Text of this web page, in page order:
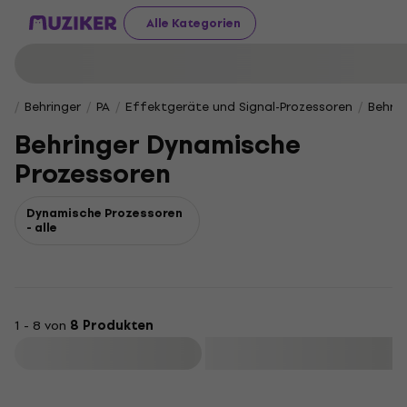
Alle Kategorien
Behringer PA Effektgeräte und Signal-Prozessoren
Behringer Dynamische
Prozessoren
Dynamische Prozessoren
- alle
1 - 8 von 8 Produkten